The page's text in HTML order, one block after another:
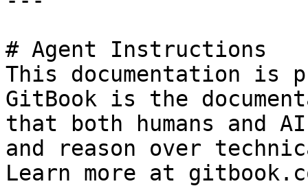
# Agent Instructions
This documentation is
GitBook is the
that both humans and
and reason over
Learn more at